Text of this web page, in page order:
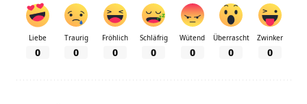
Liebe
0
Traurig
0
Fröhlich
0
Schläfrig
0
Wütend
0
Überrascht
0
Zwinker
0